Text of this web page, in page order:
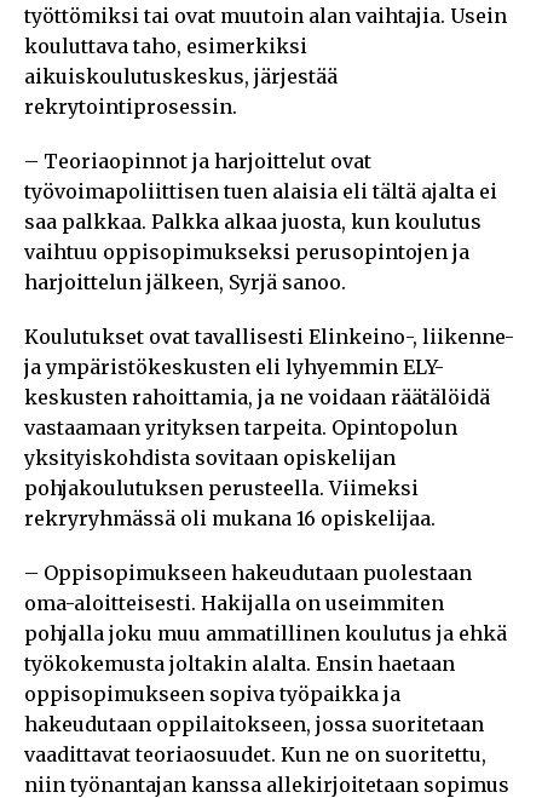
työttömiksi tai ovat muutoin alan vaihtajia. Usein
kouluttava taho, esimerkiksi
aikuiskoulutuskeskus, järjestää
rekrytointiprosessin.
– Teoriaopinnot ja harjoittelut ovat
työvoimapoliittisen tuen alaisia eli tältä ajalta ei
saa palkkaa. Palkka alkaa juosta, kun koulutus
vaihtuu oppisopimukseksi perusopintojen ja
harjoittelun jälkeen, Syrjä sanoo.
Koulutukset ovat tavallisesti Elinkeino-, liikenne-
ja ympäristökeskusten eli lyhyemmin ELY-
keskusten rahoittamia, ja ne voidaan räätälöidä
vastaamaan yrityksen tarpeita. Opintopolun
yksityiskohdista sovitaan opiskelijan
pohjakoulutuksen perusteella. Viimeksi
rekryryhmässä oli mukana 16 opiskelijaa.
– Oppisopimukseen hakeudutaan puolestaan
oma-aloitteisesti. Hakijalla on useimmiten
pohjalla joku muu ammatillinen koulutus ja ehkä
työkokemusta joltakin alalta. Ensin haetaan
oppisopimukseen sopiva työpaikka ja
hakeudutaan oppilaitokseen, jossa suoritetaan
vaadittavat teoriaosuudet. Kun ne on suoritettu,
niin työnantajan kanssa allekirjoitetaan sopimus